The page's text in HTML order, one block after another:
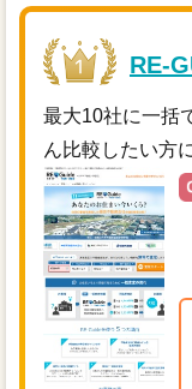
RE-
最大10社に一括
ん比較したい方